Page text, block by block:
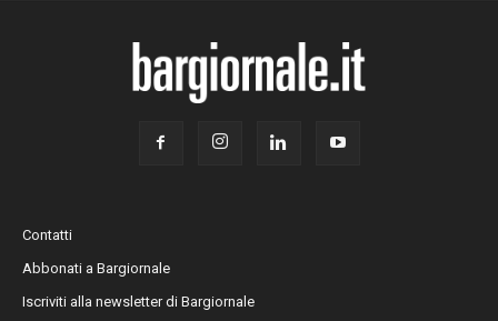
Contatti
Abbonati a Bargiornale
Iscriviti alla newsletter di Bargiornale